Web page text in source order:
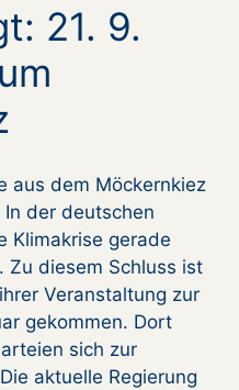
21. 9.
aus dem Möckernkiez
der deutschen
Klimakrise gerade
Zu diesem Schluss ist
Veranstaltung zur
gekommen. Dort
sich zur
aktuelle Regierung